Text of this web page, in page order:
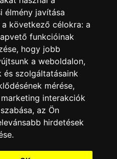
élmény javítása
a következő célokra: a
funkcióinak
, hogy jobb
a weboldalon,
és szolgáltatásaink
mérése,
interakciók
, az Ön
hirdetések
.
NEM, VAGY CSAK
ÉS
az általános szállítás
kérése is lehetséges